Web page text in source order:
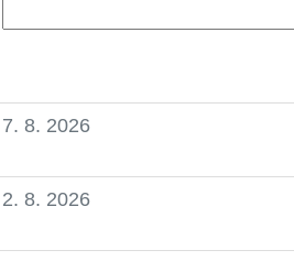
7. 8. 2026
2. 8. 2026